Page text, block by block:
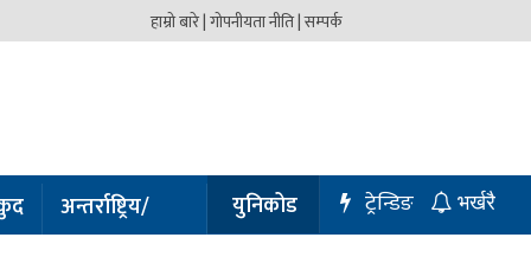
हाम्रो बारे |गोपनीयता नीति |सम्पर्क
अन्तर्राष्ट्रिय/
प्रबास
युनिकोड भर्खरै
ट्रेन्डिङ